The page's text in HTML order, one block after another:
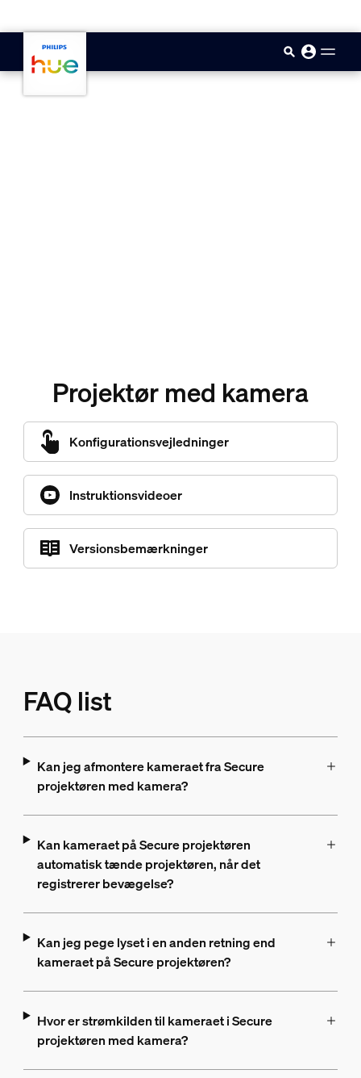
Projektør med kamera
Konfigurationsvejledninger
Instruktionsvideoer
Versionsbemærkninger
FAQ list
Kan jeg afmontere kameraet fra Secure
projektøren med kamera?
Kan kameraet på Secure projektøren
automatisk tænde projektøren, når det
registrerer bevægelse?
Kan jeg pege lyset i en anden retning end
kameraet på Secure projektøren?
Hvor er strømkilden til kameraet i Secure
projektøren med kamera?